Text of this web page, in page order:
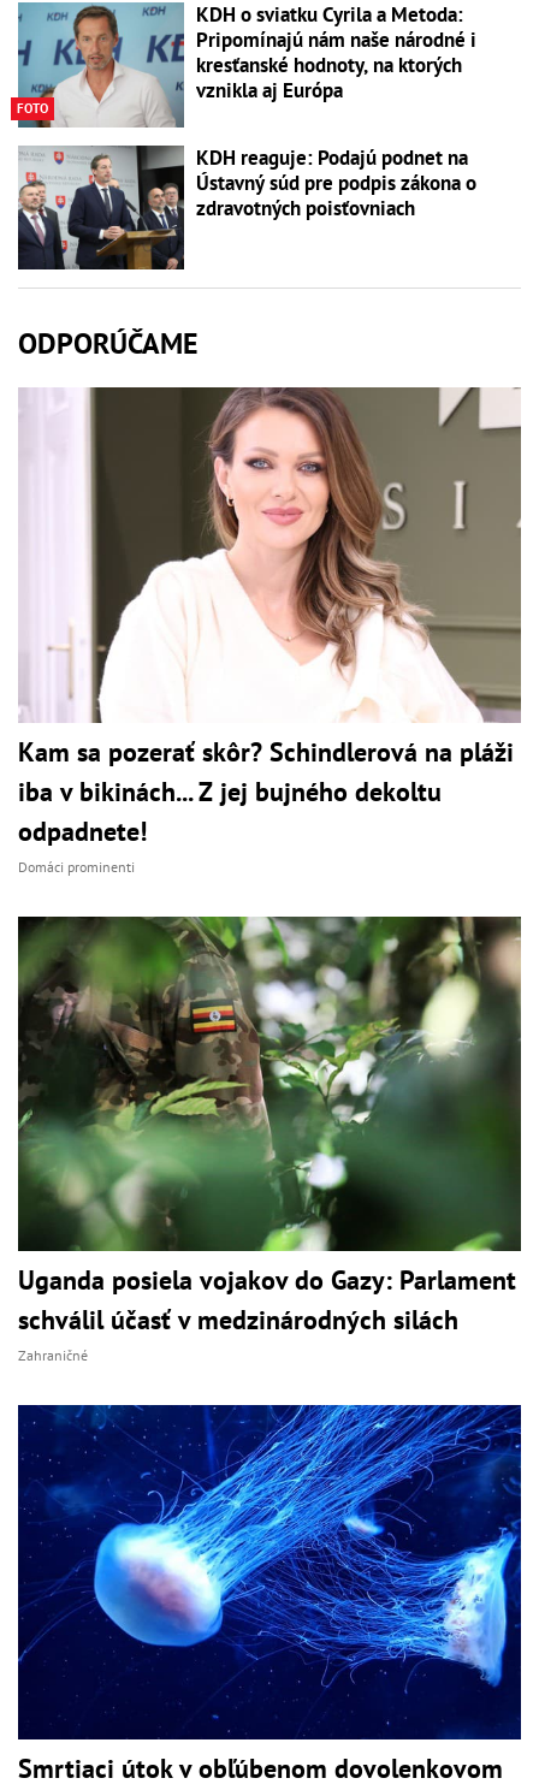
FOTO
KDH o sviatku Cyrila a Metoda:
Pripomínajú nám naše národné i
kresťanské hodnoty, na ktorých
vznikla aj Európa
KDH reaguje: Podajú podnet na
Ústavný súd pre podpis zákona o
zdravotných poisťovniach
ODPORÚČAME
Kam sa pozerať skôr? Schindlerová na pláži
iba v bikinách... Z jej bujného dekoltu
odpadnete!
Domáci prominenti
Uganda posiela vojakov do Gazy: Parlament
schválil účasť v medzinárodných silách
Zahraničné
Smrtiaci útok v obľúbenom dovolenkovom